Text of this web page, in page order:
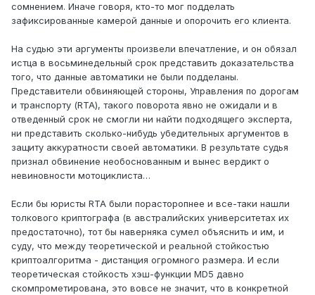
сомнением. Иначе говоря, кто-то мог подделать
зафиксированные камерой данные и опорочить его клиента.
На судью эти аргументы произвели впечатление, и он обязал
истца в восьминедельный срок представить доказательства
того, что данные автоматики не были подделаны.
Представители обвиняющей стороны, Управления по дорогам
и транспорту (RTA), такого поворота явно не ожидали и в
отведенный срок не смогли ни найти подходящего эксперта,
ни представить сколько-нибудь убедительных аргументов в
защиту аккуратности своей автоматики. В результате судья
признал обвинение необоснованным и вынес вердикт о
невиновности мотоциклиста…
Если бы юристы RTA были порасторопнее и все-таки нашли
толкового криптографа (в австралийских университетах их
предостаточно), тот бы наверняка сумел объяснить и им, и
суду, что между теоретической и реальной стойкостью
криптоалгоритма - дистанция огромного размера. И если
теоретическая стойкость хэш-функции MD5 давно
скомпрометирована, это вовсе не значит, что в конкретной